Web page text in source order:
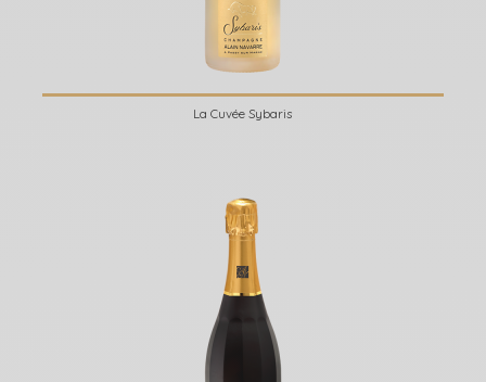
La Cuvée Sybaris